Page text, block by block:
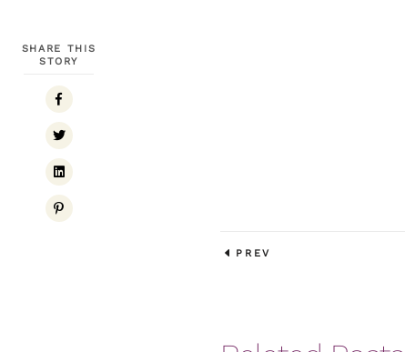
SHARE THIS
STORY
PREV